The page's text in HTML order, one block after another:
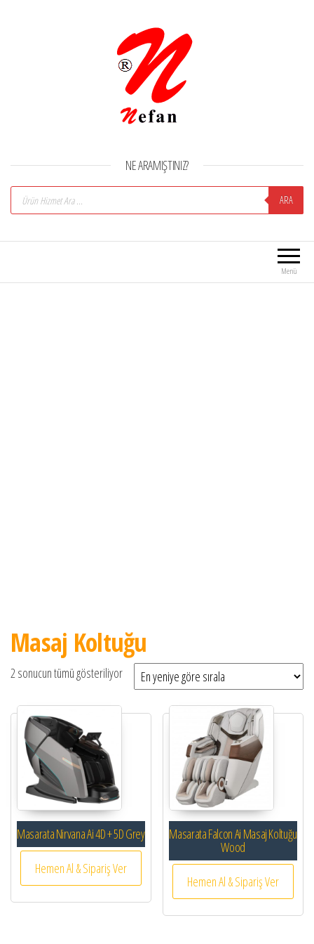
NE ARAMIŞTINIZ?
Products search
ARA
Menü
Masaj Koltuğu
2 sonucun tümü gösteriliyorEn yeniye göre sıralandı
Masarata Nirvana Ai 4D + 5D Grey
Hemen Al & Sipariş Ver
Masarata Falcon Ai Masaj Koltuğu
Wood
Hemen Al & Sipariş Ver